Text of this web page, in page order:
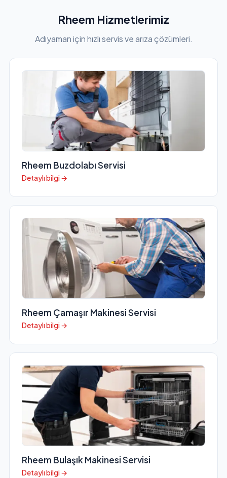
Rheem Hizmetlerimiz
Adıyaman için hızlı servis ve arıza çözümleri.
Rheem Buzdolabı Servisi
Detaylı bilgi →
Rheem Çamaşır Makinesi Servisi
Detaylı bilgi →
Rheem Bulaşık Makinesi Servisi
Detaylı bilgi →